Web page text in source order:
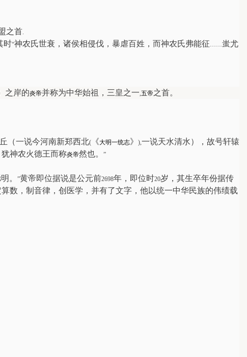
之首.
时“神农氏世衰，诸侯相侵伐，暴虐百姓，而神农氏弗能征……蚩尤
之岸的炎帝并称为中华始祖，三皇之一,五帝之首。
（一说今河南新郑西北( 《大明一统志》 ),一说天水清水），故号轩辕
神农火德王而称炎帝然也。 ”
。 ”黄帝即位据说是公元前2698年，即位时20岁，其生卒年份据传
算数，制音律，创医学，并有了文字，他以统一中华民族的伟绩载